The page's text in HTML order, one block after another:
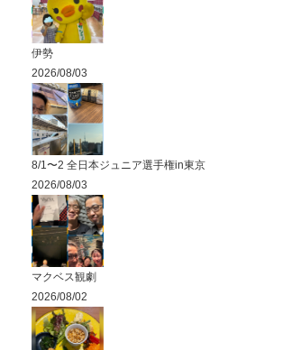
伊勢
2026/08/03
8/1〜2 全日本ジュニア選手権in東京
2026/08/03
マクベス観劇
2026/08/02